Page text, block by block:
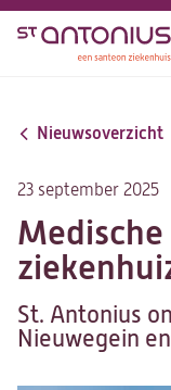
Overslaan
inhoud
Nieuwsoverzicht
23 september 2025
St. Antonius
Nieuwegein